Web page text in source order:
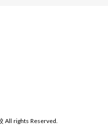
All rights Reserved.